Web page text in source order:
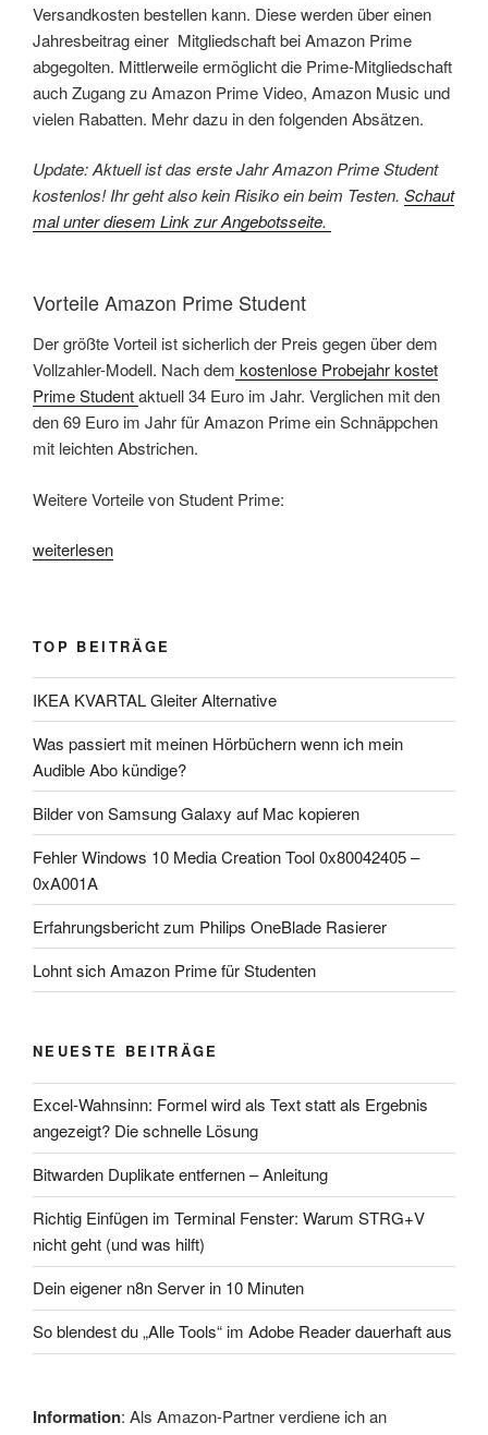
Versandkosten bestellen kann. Diese werden über einen
Jahresbeitrag einer Mitgliedschaft bei Amazon Prime
abgegolten. Mittlerweile ermöglicht die Prime-Mitgliedschaft
auch Zugang zu Amazon Prime Video, Amazon Music und
vielen Rabatten. Mehr dazu in den folgenden Absätzen.
Update: Aktuell ist das erste Jahr Amazon Prime Student
kostenlos! Ihr geht also kein Risiko ein beim Testen. Schaut
mal unter diesem Link zur Angebotsseite.
Vorteile Amazon Prime Student
Der größte Vorteil ist sicherlich der Preis gegen über dem
Vollzahler-Modell. Nach dem kostenlose Probejahr kostet
Prime Studentaktuell 34 Euro im Jahr. Verglichen mit den
den 69 Euro im Jahr für Amazon Prime ein Schnäppchen
mit leichten Abstrichen.
Weitere Vorteile von Student Prime:
„Lohnt
für
Studenten“
weiterlesen
TOP BEITRÄGE
IKEA KVARTAL Gleiter Alternative
Was passiert mit meinen Hörbüchern wenn ich mein
Audible Abo kündige?
Bilder von Samsung Galaxy auf Mac kopieren
Fehler Windows 10 Media Creation Tool 0x80042405 –
0xA001A
Erfahrungsbericht zum Philips OneBlade Rasierer
Lohnt sich Amazon Prime für Studenten
NEUESTE BEITRÄGE
Excel-Wahnsinn: Formel wird als Text statt als Ergebnis
angezeigt? Die schnelle Lösung
Bitwarden Duplikate entfernen – Anleitung
Richtig Einfügen im Terminal Fenster: Warum STRG+V
nicht geht (und was hilft)
Dein eigener n8n Server in 10 Minuten
So blendest du „Alle Tools“ im Adobe Reader dauerhaft aus
Information: Als Amazon-Partner verdiene ich an